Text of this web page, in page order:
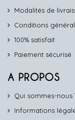
Modalités de
Conditions
100% satisfait
Paiement sécurisé
A PROPOS
Qui sommes-nous
Informations